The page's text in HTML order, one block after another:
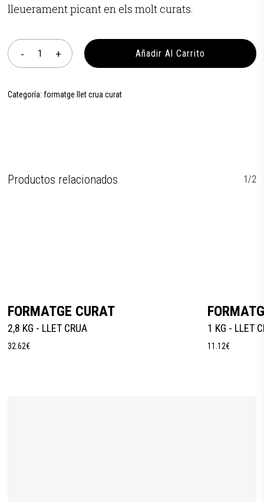
lleuerament picant en els molt curats.
Añadir Al Carrito
Categoría:formatge llet crua curat
Productos relacionados 1/2
FORMATGE CURAT
2,8 KG - LLET CRUA
32.62€
1 KG - LLET
11.12€